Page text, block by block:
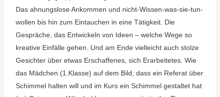
Das ahnungslose Ankommen und nicht-Wissen-was-sie-tun-
wollen bis hin zum Eintauchen in eine Tätigkeit. Die
Gespräche, das Entwickeln von Ideen – welche Wege so
kreative Einfälle gehen. Und am Ende vielleicht auch stolze
Gesichter über etwas Erschaffenes, sich Erarbeitetes. Wie
das Mädchen (1.Klasse) auf dem Bild, dass ein Referat über
Schimmel halten will und im Kurs ein Schimmel gestaltet hat